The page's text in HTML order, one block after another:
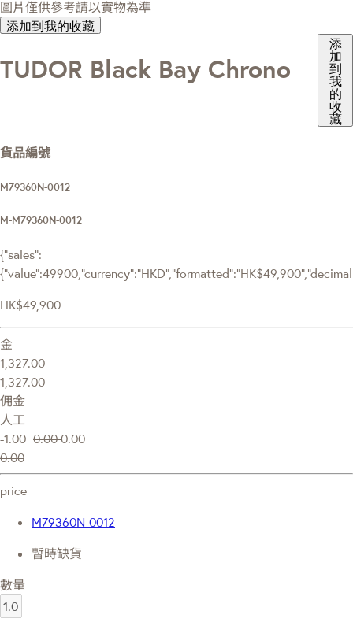
圖片僅供參考請以實物為準
添加到我的收藏
TUDOR Black Bay Chrono
添
加
到
我
的
收
藏
貨品編號
M79360N-0012
M-M79360N-0012
{"sales":
HK$49,900
金
1,327.00
1,327.00
佣金
人工
-1.00 0.000.00
0.00
price
M79360N-0012
暫時缺貨
數量